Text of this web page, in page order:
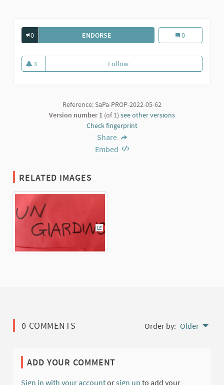
0 ENDORSE Giardino
0
3
3 followers
FollowGiardino pubblico
Reference: SaPa-PROP-2022-05-62
Version number 1 (of 1) see other versions
Check fingerprint
Share
Embed
RELATED IMAGES
(External link)
0 COMMENTS Order by: Older
ADD YOUR COMMENT
Sign in with your accountorsign up to add your